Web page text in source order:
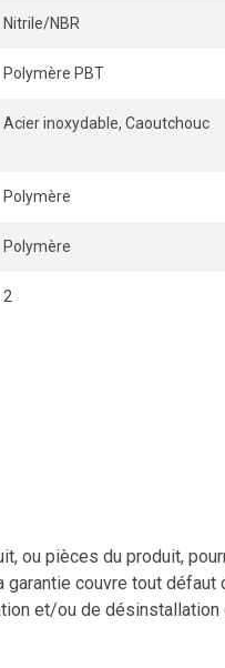
Nitrile/NBR
Polymère PBT
Acier inoxydable, Caoutchouc
Polymère
Polymère
2
ou pièces du produit,
couvre tout défaut
et/ou de